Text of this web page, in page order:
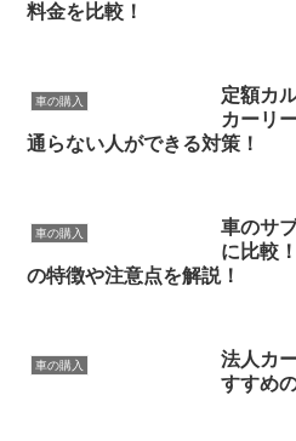
料金を比較！
車の購入
定額カ
カーリ
通らない人ができる対策！
車の購入
車のサ
に比較
の特徴や注意点を解説！
車の購入
法人カ
すすめ